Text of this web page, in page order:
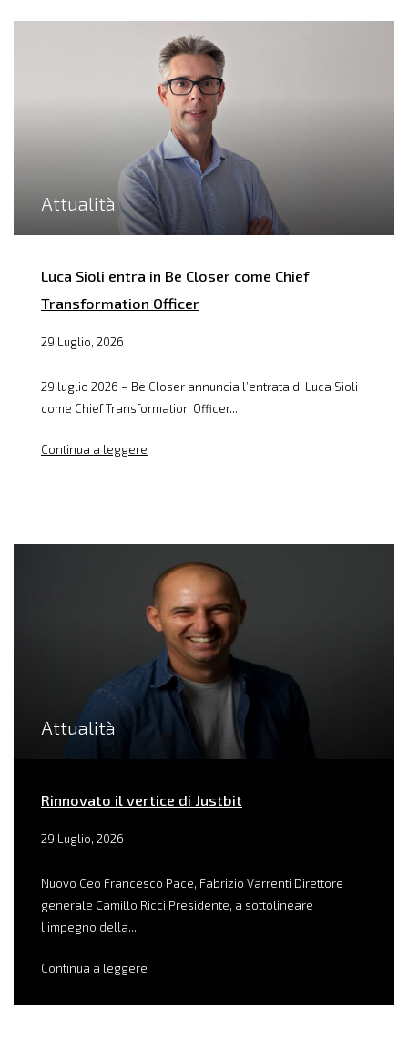
Attualità
Luca Sioli entra in Be Closer come Chief
Transformation Officer
29 Luglio, 2026
29 luglio 2026 – Be Closer annuncia l’entrata di Luca Sioli
come Chief Transformation Officer...
Continua a leggere
Attualità
Rinnovato il vertice di Justbit
29 Luglio, 2026
Nuovo Ceo Francesco Pace, Fabrizio Varrenti Direttore
generale Camillo Ricci Presidente, a sottolineare
l’impegno della...
Continua a leggere